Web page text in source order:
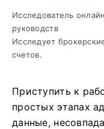
Исследователь
руководств
Исследует
счетов.
Приступить к
простых этапах
данные,